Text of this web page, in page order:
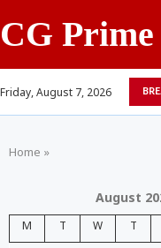
CG Prime
Friday, August 7, 2026
में देने वाले 13...
Home »
August
M T W T